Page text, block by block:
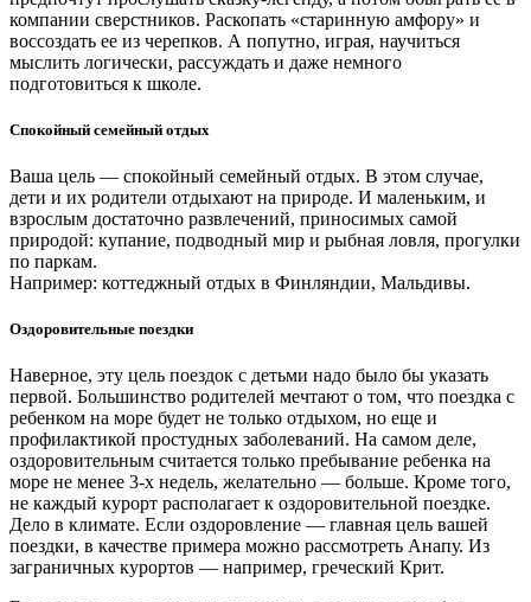
компании сверстников. Раскопать «старинную амфору» и
воссоздать ее из черепков. А попутно, играя, научиться
мыслить логически, рассуждать и даже немного
подготовиться к школе.
Cпокойный семейный отдых
Ваша цель — спокойный семейный отдых. В этом случае,
дети и их родители отдыхают на природе. И маленьким, и
взрослым достаточно развлечений, приносимых самой
природой: купание, подводный мир и рыбная ловля, прогулки
по паркам.
Например: коттеджный отдых в Финляндии, Мальдивы.
Оздоровительные поездки
Наверное, эту цель поездок с детьми надо было бы указать
первой. Большинство родителей мечтают о том, что поездка с
ребенком на море будет не только отдыхом, но еще и
профилактикой простудных заболеваний. На самом деле,
оздоровительным считается только пребывание ребенка на
море не менее 3-х недель, желательно — больше. Кроме того,
не каждый курорт располагает к оздоровительной поездке.
Дело в климате. Если оздоровление — главная цель вашей
поездки, в качестве примера можно рассмотреть Анапу. Из
заграничных курортов — например, греческий Крит.